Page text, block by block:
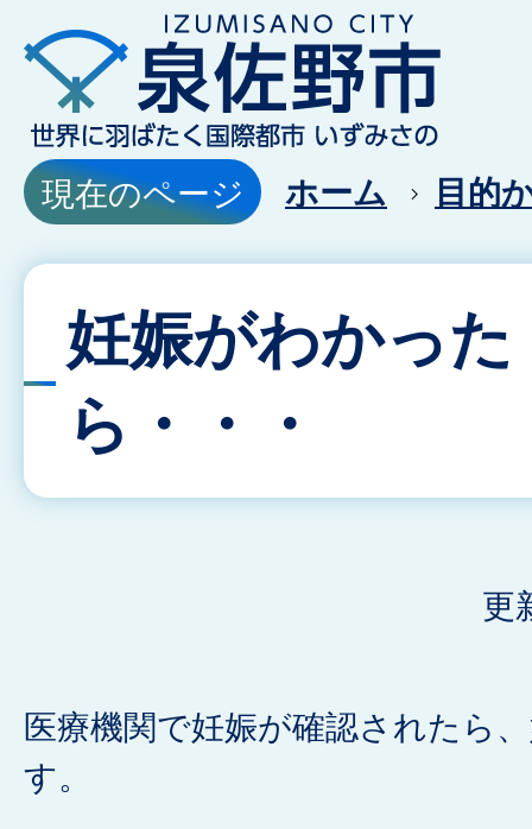
現在のページ ホーム 目的
妊娠がわかった
ら・・・
更
医療機関で妊娠が確認されたら
す。